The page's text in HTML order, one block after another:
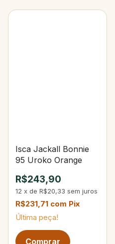
Isca Jackall Bonnie
95 Uroko Orange
R$243,90
12 x de R$20,33 sem juros
R$231,71 com Pix
Última peça!